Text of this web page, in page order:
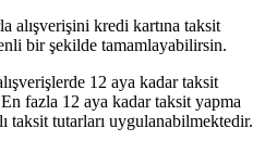
alışverişini kredi kartına taksit
bir şekilde tamamlayabilirsin.
12 aya kadar taksit
fazla 12 aya kadar taksit yapma
taksit tutarları uygulanabilmektedir.